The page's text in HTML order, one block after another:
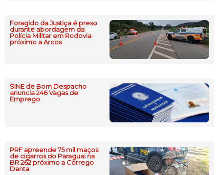
Foragido da Justiça é preso
durante abordagem da
Polícia Militar em Rodovia
próximo a Arcos
SINE de Bom Despacho
anuncia 246 Vagas de
Emprego
PRF apreende 75 mil maços
de cigarros do Paraguai na
BR 262 próximo a Córrego
Danta